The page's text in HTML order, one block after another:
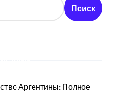
Поиск
Аргентины: Полное